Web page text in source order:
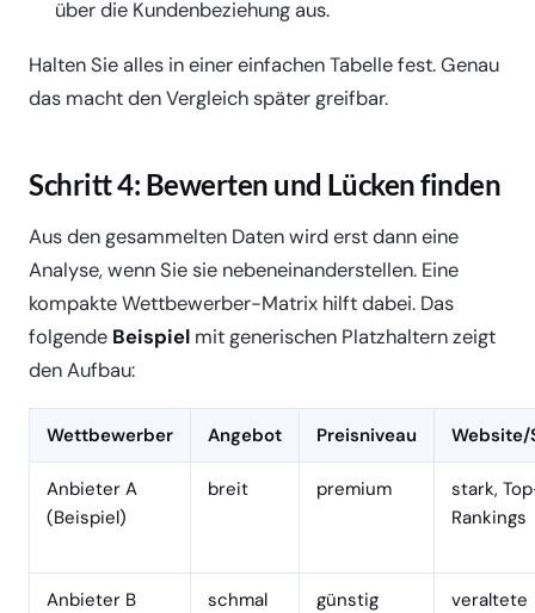
über die Kundenbeziehung aus.
Halten Sie alles in einer einfachen Tabelle fest. Genau
das macht den Vergleich später greifbar.
Schritt 4: Bewerten und Lücken finden
Aus den gesammelten Daten wird erst dann eine
Analyse, wenn Sie sie nebeneinanderstellen. Eine
kompakte Wettbewerber-Matrix hilft dabei. Das
folgende Beispiel mit generischen Platzhaltern zeigt
den Aufbau:
Wettbewerber Angebot Preisniveau Website/
Anbieter A
(Beispiel)
breit premium
stark,
Rankings
Anbieter B
schmal günstig
veraltete